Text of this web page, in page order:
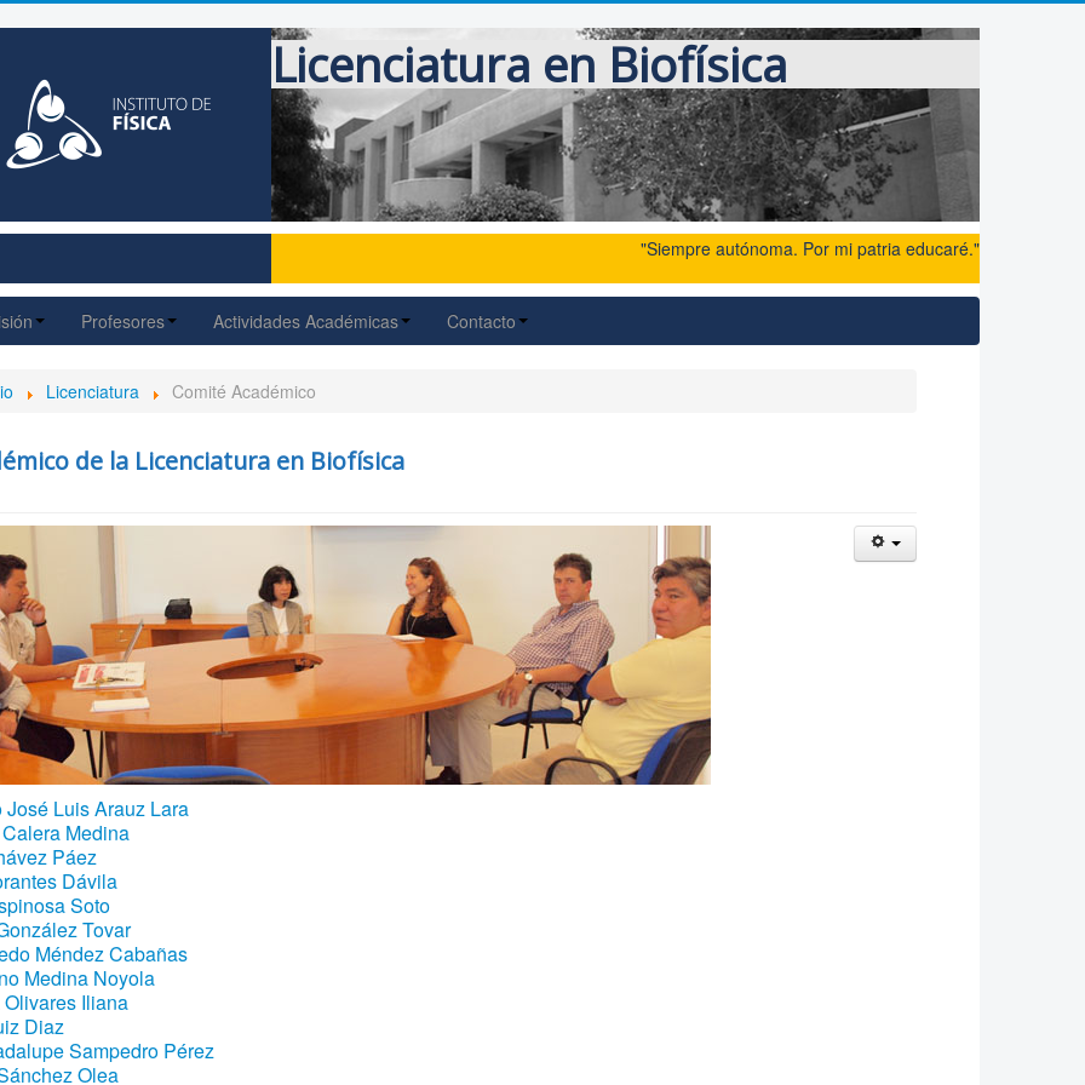
Licenciatura en Biofísica
"Siempre autónoma. Por mi patria educaré."
Profesores Actividades Académicas Contacto
Licenciatura Comité Académico
de la Licenciatura en Biofísica
José Luis Arauz Lara
Medina
Páez
Dávila
Soto
Tovar
Méndez Cabañas
Medina Noyola
Iliana
Diaz
Sampedro Pérez
Olea